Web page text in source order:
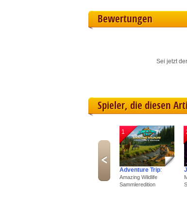
Bewertungen
Sei jetzt
Spieler, die diesen
1
Adventure Trip:
Amazing Wildlife
Sammleredition